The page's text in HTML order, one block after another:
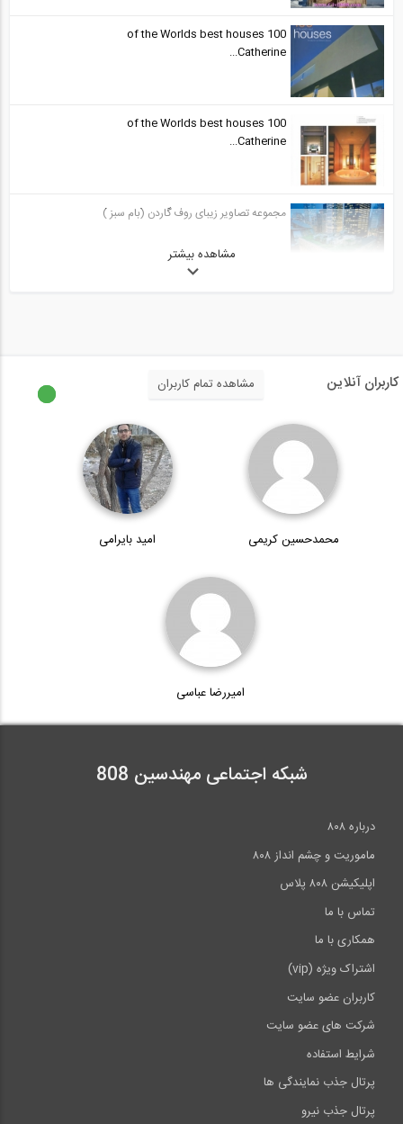
100 of the Worlds best houses
Catherine...
100 of the Worlds best houses
Catherine...
مجموعه تصاویر زیبای روف گاردن (بام سبز )
مشاهده بیشتر
کاربران آنلاین مشاهده تمام کاربران
محمدحسین کریمی امید بایرامی
امیررضا عباسی
شبکه اجتماعی مهندسین 808
درباره ۸۰۸
ماموریت و چشم انداز ۸۰۸
اپلیکیشن ۸۰۸ پلاس
تماس با ما
همکاری با ما
اشتراک ویژه (vip)
کاربران عضو سایت
شرکت های عضو سایت
شرایط استفاده
پرتال جذب نمایندگی ها
پرتال جذب نیرو